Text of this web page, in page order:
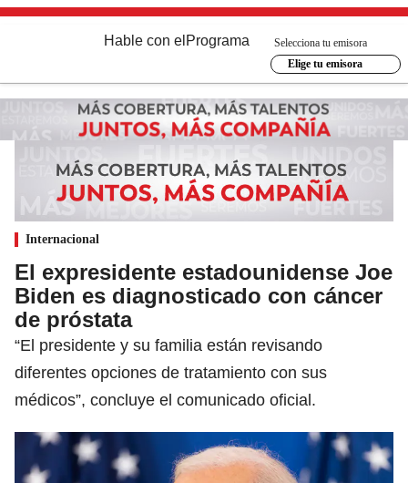
Hable con el Programa
Selecciona tu emisora
Elige tu emisora
Internacional
El expresidente estadounidense Joe
Biden es diagnosticado con cáncer
de próstata
“El presidente y su familia están revisando
diferentes opciones de tratamiento con sus
médicos”, concluye el comunicado oficial.